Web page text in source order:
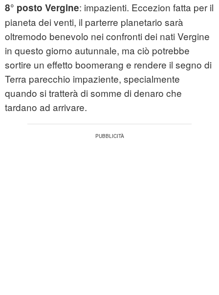
8° posto Vergine: impazienti. Eccezion fatta per il
pianeta dei venti, il parterre planetario sarà
oltremodo benevolo nei confronti dei nati Vergine
in questo giorno autunnale, ma ciò potrebbe
sortire un effetto boomerang e rendere il segno di
Terra parecchio impaziente, specialmente
quando si tratterà di somme di denaro che
tardano ad arrivare.